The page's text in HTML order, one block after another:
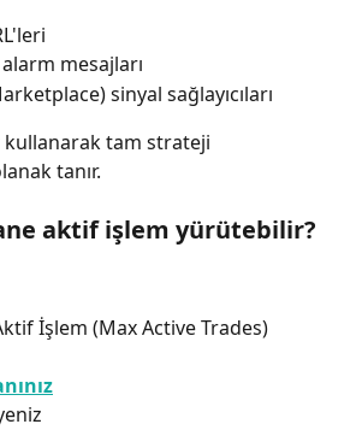
mesajları
sinyal sağlayıcıları
kullanarak tam strateji
tanır.
aktif işlem yürütebilir?
İşlem (Max Active Trades)